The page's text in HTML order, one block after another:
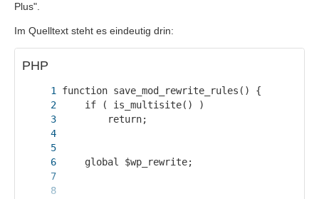
Plus".
Im Quelltext steht es eindeutig drin:
PHP